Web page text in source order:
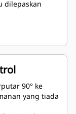
dilepaskan
kedap air 3
baffle
bobot.
gaya
retensi panas
hangat dan
90° ke
yang tiada